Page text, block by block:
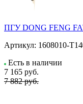
ПГУ DONG FENG
Артикул: 1608010-
Есть в наличии
7 165 руб.
7 882 руб.